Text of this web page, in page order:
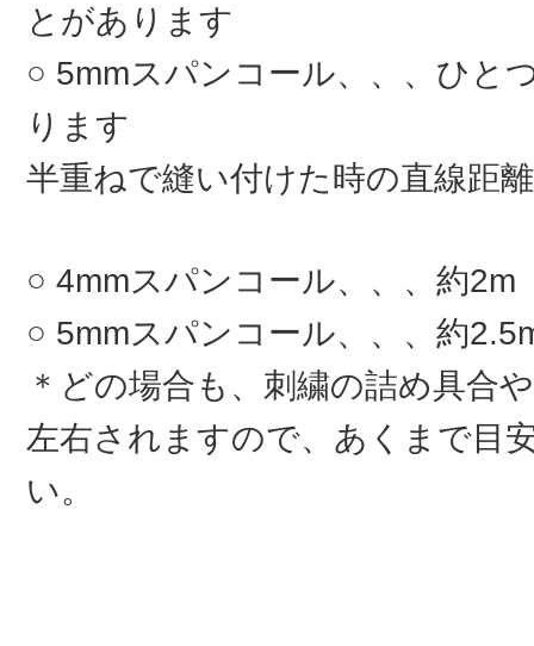
とがあります
5mmスパンコール、、、ひと
ります
半重ねで縫い付けた時の直線距離
4mmスパンコール、、、約2m
5mmスパンコール、、、約
＊どの場合も、刺繍の詰め具合
左右されますので、あくまで目
い。